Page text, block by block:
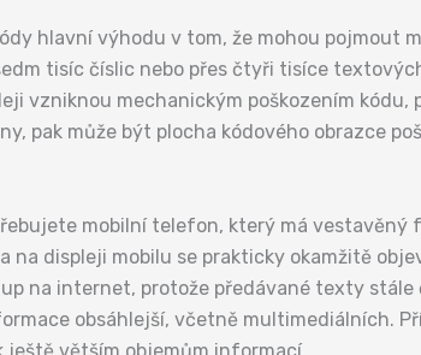
hlavní výhodu v tom, že mohou pojmout
tisíc číslic nebo přes čtyři tisíce
vzniknou mechanickým poškozením kódu,
pak může být plocha kódového obrazce
mobilní telefon, který má
displeji mobilu se prakticky okamžitě
na internet, protože předávané texty
obsáhlejší, včetně multimediálních.